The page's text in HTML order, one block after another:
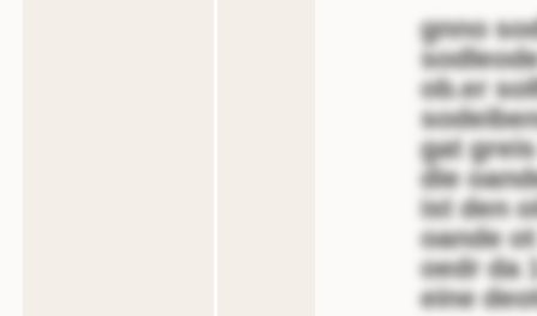
gnno
ob.er
gat
die
ist den
oande
oedr da
eine